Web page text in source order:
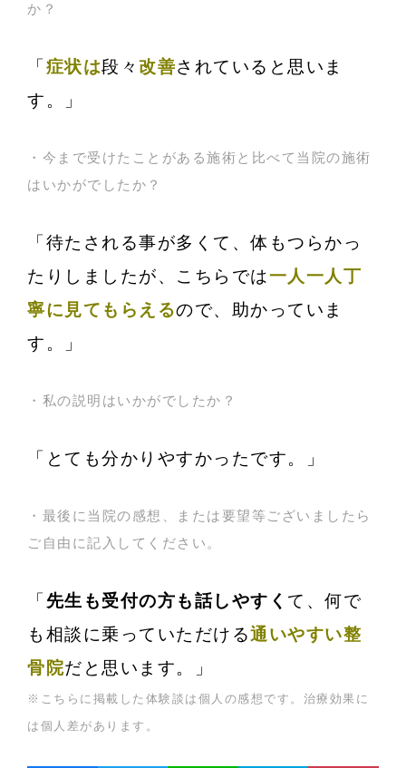
か？
「 症状は段々 改善されていると思いま
す。」
・今まで受けたことがある施術と比べて当院の施術
はいかがでしたか？
「待たされる事が多くて、体もつらかっ
たりしましたが、こちらでは一人一人丁
寧に見てもらえるので、助かっていま
す。」
・私の説明はいかがでしたか？
「とても分かりやすかったです。」
・最後に当院の感想、または要望等ございましたら
ご自由に記入してください。
「 先生も受付の方も話しやすく て、何で
も相談に乗っていただける通いやすい整
骨院だと思います。」
※こちらに掲載した体験談は個人の感想です。治療効果に
は個人差があります。